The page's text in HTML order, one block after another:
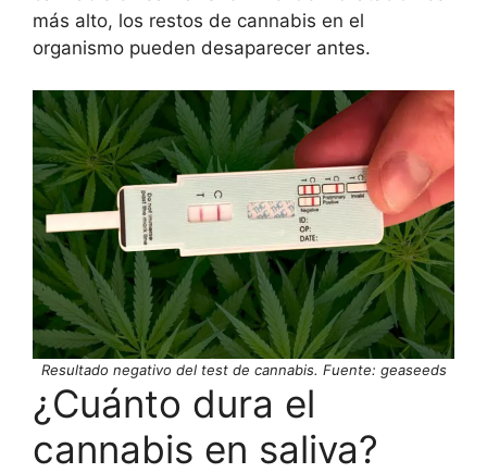
más alto, los restos de cannabis en el
organismo pueden desaparecer antes.
Resultado negativo del test de cannabis. Fuente: geaseeds
¿Cuánto dura el
cannabis en saliva?